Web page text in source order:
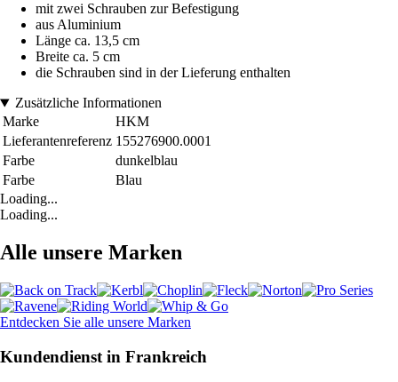
mit zwei Schrauben zur Befestigung
aus Aluminium
Länge ca. 13,5 cm
Breite ca. 5 cm
die Schrauben sind in der Lieferung enthalten
Zusätzliche Informationen
Marke
HKM
Lieferantenreferenz 155276900.0001
Farbe
dunkelblau
Farbe
Blau
Loading...
Loading...
Alle unsere Marken
Entdecken Sie alle unsere Marken
Kundendienst in Frankreich